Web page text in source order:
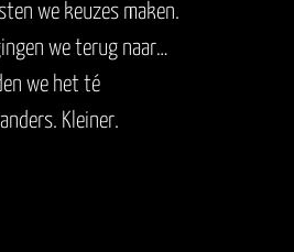
we keuzes maken.
we terug naar…
we het té
Kleiner.